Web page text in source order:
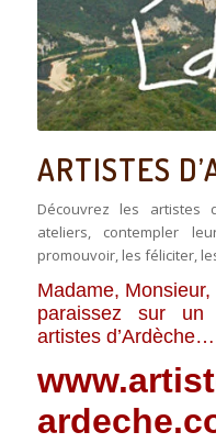
ARTISTES
Découvrez les
ateliers, contempler
promouvoir, les féliciter,
Madame, Monsieur,
paraissez sur un
artistes